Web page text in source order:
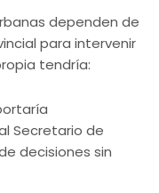
dependen de
para intervenir
tendría:
Secretario de
decisiones sin